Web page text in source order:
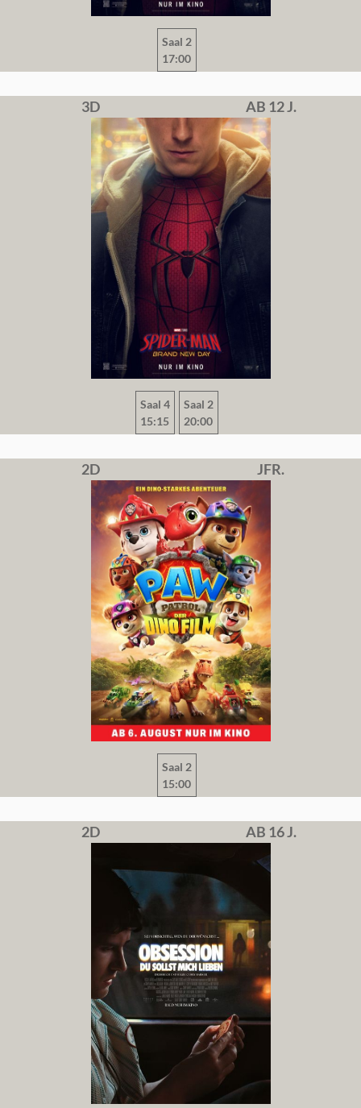
Saal 2
17:00
3D AB 12 J.
Saal 4
15:15
Saal 2
20:00
2D JFR.
Saal 2
15:00
2D AB 16 J.